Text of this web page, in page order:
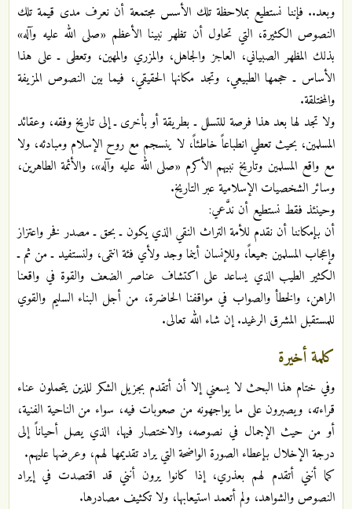
وبعد.. فإننا نستطيع بملاحظة تلك الأسس مجتمعة أن نعرف مدى قيمة تلك
النصوص الكثيرة، التي تحاول أن تظهر نبينا الأعظم «صلى الله عليه وآله»
بذلك المظهر الصبياني، العاجز والجاهل، والمزري والمهين، وتعطى ـ على هذا
الأساس ـ حجمها الطبيعي، وتجد مكانها الحقيقي، فيما بين النصوص المزيفة
والمختلقة.
ولا تجد لها بعد هذا فرصة للتسلل ـ بطريقة أو بأخرى ـ إلى تاريخ وفقه، وعقائد
المسلمين، بحيث تعطي انطباعاً خاطئاً، لا ينسجم مع روح الإسلام ومبادئه، ولا
مع واقع المسلمين وتاريخ نبيهم الأكرم «صلى الله عليه وآله»، والأئمة الطاهرين،
وسائر الشخصيات الإسلامية عبر التاريخ.
وحينئذ فقط نستطيع أن ندَّعي:
أن بإمكاننا أن نقدم للأمة التراث النقي الذي يكون ـ بحق ـ مصدر فخر واعتزاز
وإعجاب المسلمين جميعاً، وللإنسان أينما وجد ولأي فئة انتمى، ولنستفيد ـ من ثم ـ
الكثير الطيب الذي يساعد على اكتشاف عناصر الضعف والقوة في واقعنا
الراهن، والخطأ والصواب في مواقفنا الحاضرة، من أجل البناء السليم والقوي
للمستقبل المشرق الرغيد. إن شاء الله تعالى.
كلمة أخيرة
وفي ختام هذا البحث لا يسعني إلا أن أتقدم بجزيل الشكر للذين يتحملون عناء
قراءته، ويصبرون على ما يواجهونه من صعوبات فيه، سواء من الناحية الفنية،
أو من حيث الإجمال في نصوصه، والاختصار فيها، الذي يصل أحياناً إلى
درجة الإخلال بإعطاء الصورة الواضحة التي يراد تقديمها لهم، وعرضها عليهم.
كما أنني أتقدم لهم بعذري، إذا كانوا يرون أنني قد اقتصدت في إيراد
النصوص والشواهد، ولم أتعمد استيعابها، ولا تكثيف مصادرها.